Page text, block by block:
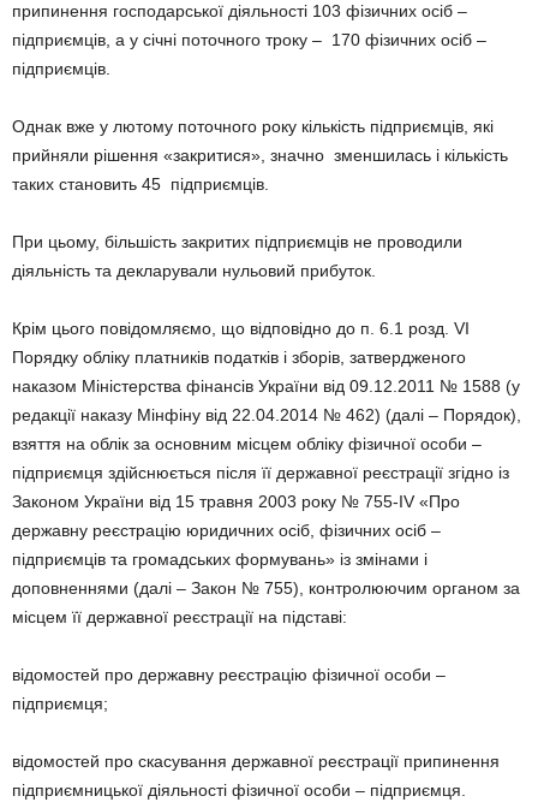
припинення господарської діяльності 103 фізичних осіб –
підприємців, а у січні поточного троку – 170 фізичних осіб –
підприємців.
Однак вже у лютому поточного року кількість підприємців, які
прийняли рішення «закритися», значно зменшилась і кількість
таких становить 45 підприємців.
При цьому, більшість закритих підприємців не проводили
діяльність та декларували нульовий прибуток.
Крім цього повідомляємо, що відповідно до п. 6.1 розд. VI
Порядку обліку платників податків і зборів, затвердженого
наказом Міністерства фінансів України від 09.12.2011 № 1588 (у
редакції наказу Мінфіну від 22.04.2014 № 462) (далі – Порядок),
взяття на облік за основним місцем обліку фізичної особи –
підприємця здійснюється після її державної реєстрації згідно із
Законом України від 15 травня 2003 року № 755-IV «Про
державну реєстрацію юридичних осіб, фізичних осіб –
підприємців та громадських формувань» із змінами і
доповненнями (далі – Закон № 755), контролюючим органом за
місцем її державної реєстрації на підставі:
відомостей про державну реєстрацію фізичної особи –
підприємця;
відомостей про скасування державної реєстрації припинення
підприємницької діяльності фізичної особи – підприємця.